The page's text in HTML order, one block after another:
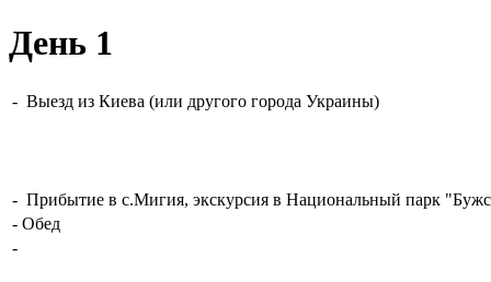
День 1
- Выезд из Киева (или другого города Украины)
- Прибытие в с.Мигия, экскурсия в Национальный парк "
- Обед
-